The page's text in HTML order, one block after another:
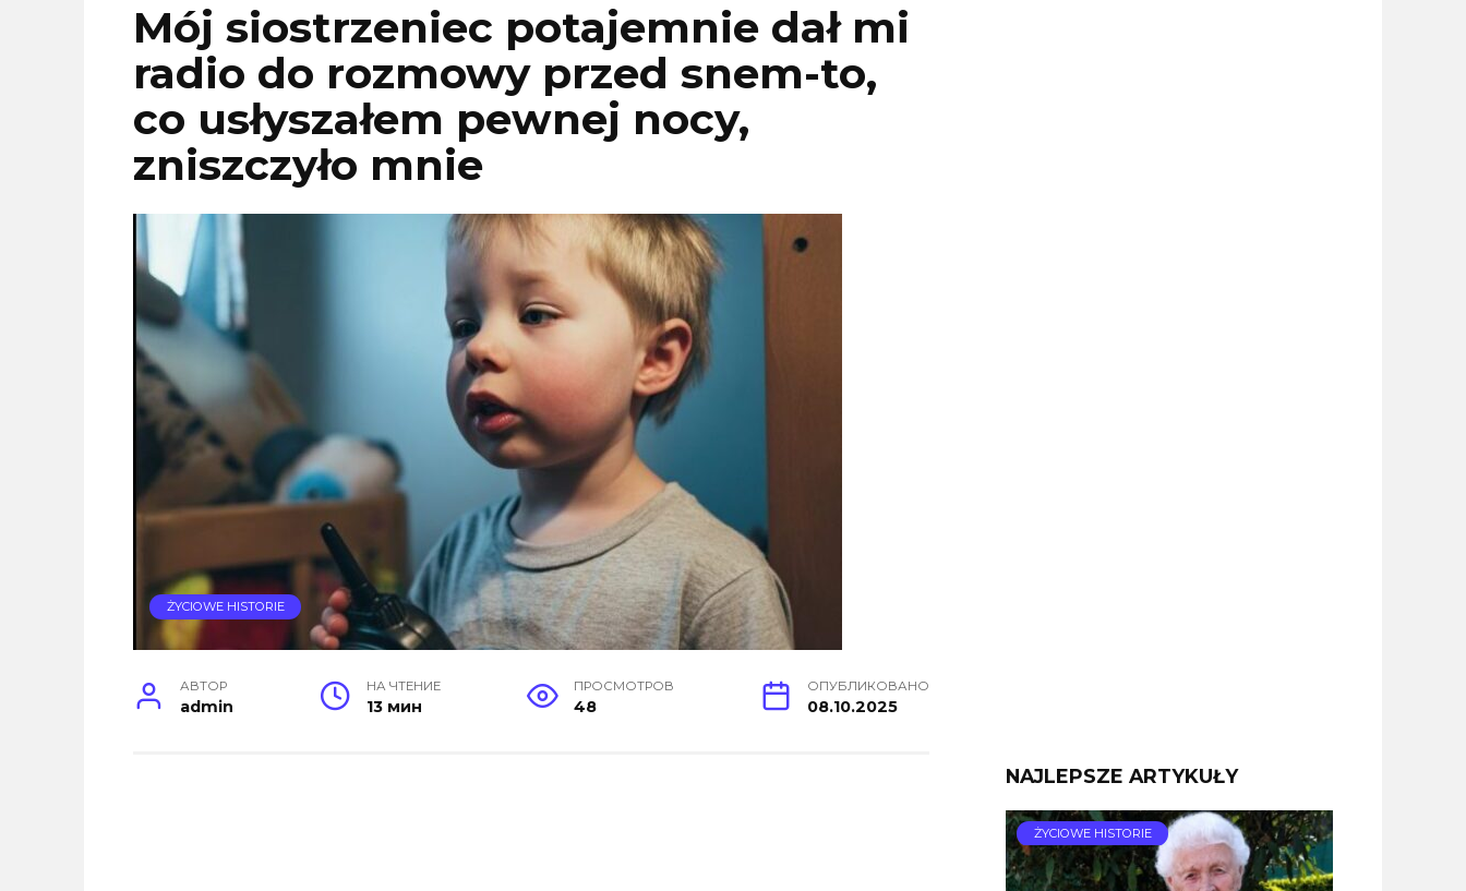
Mój siostrzeniec potajemnie dał mi
radio do rozmowy przed snem-to,
co usłyszałem pewnej nocy,
zniszczyło mnie
ŻYCIOWE HISTORIE
АВТОР
admin
НА ЧТЕНИЕ
13 мин
ПРОСМОТРОВ
48
ОПУБЛИКОВАНО
08.10.2025
NAJLEPSZE ARTYKUŁY
ŻYCIOWE HISTORIE